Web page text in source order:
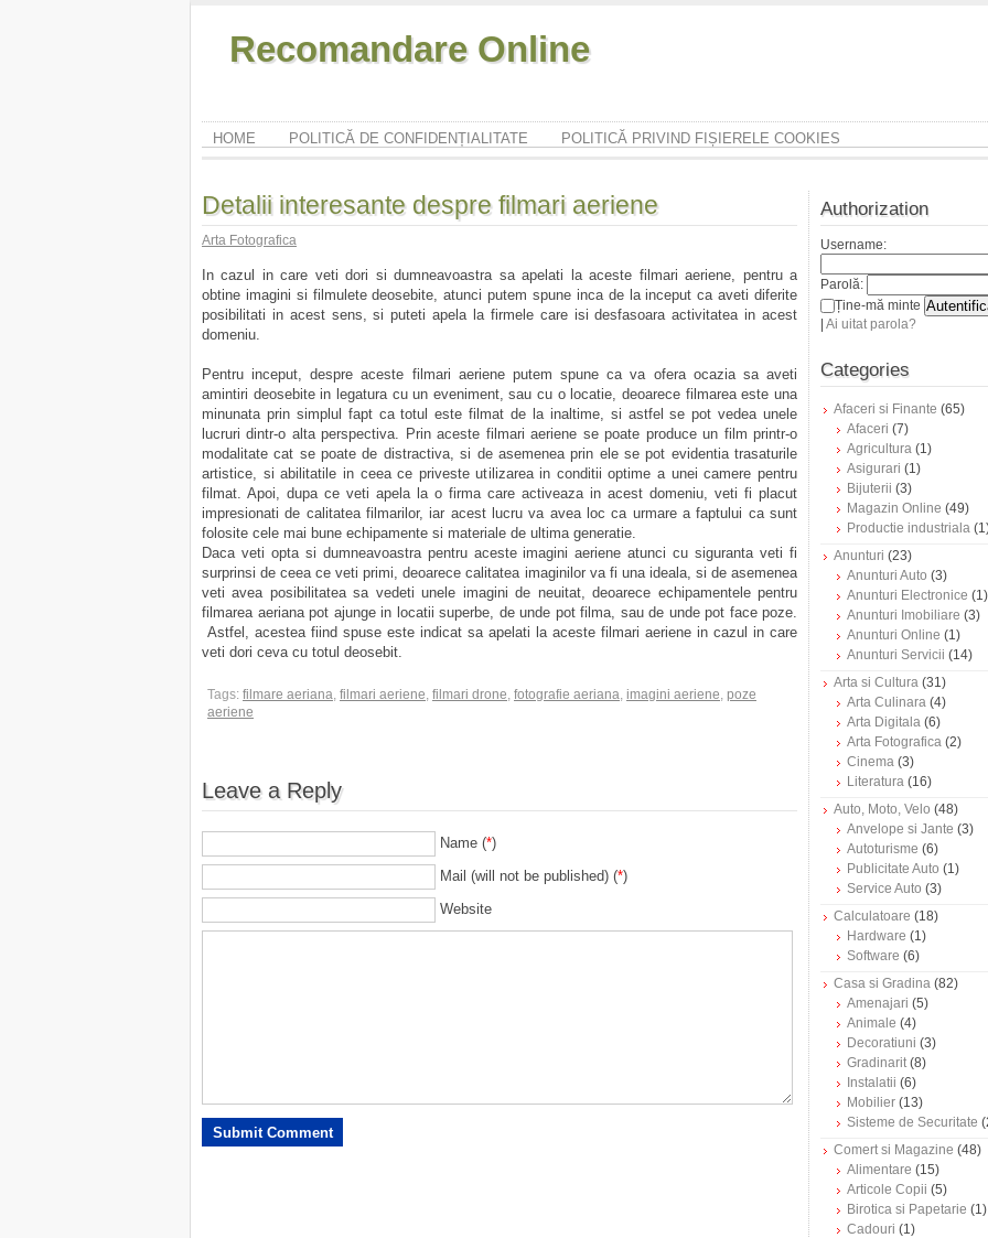
Recomandare Online
HOME POLITICĂ DE CONFIDENȚIALITATE POLITICĂ PRIVIND FIȘIERELE COOKIES
Detalii interesante despre filmari aeriene
Arta Fotografica
In cazul in care veti dori si dumneavoastra sa apelati la aceste filmari aeriene, pentru a
obtine imagini si filmulete deosebite, atunci putem spune inca de la inceput ca aveti diferite
posibilitati in acest sens, si puteti apela la firmele care isi desfasoara activitatea in acest
domeniu.
Pentru inceput, despre aceste filmari aeriene putem spune ca va ofera ocazia sa aveti
amintiri deosebite in legatura cu un eveniment, sau cu o locatie, deoarece filmarea este una
minunata prin simplul fapt ca totul este filmat de la inaltime, si astfel se pot vedea unele
lucruri dintr-o alta perspectiva. Prin aceste filmari aeriene se poate produce un film printr-o
modalitate cat se poate de distractiva, si de asemenea prin ele se pot evidentia trasaturile
artistice, si abilitatile in ceea ce priveste utilizarea in conditii optime a unei camere pentru
filmat. Apoi, dupa ce veti apela la o firma care activeaza in acest domeniu, veti fi placut
impresionati de calitatea filmarilor, iar acest lucru va avea loc ca urmare a faptului ca sunt
folosite cele mai bune echipamente si materiale de ultima generatie.
Daca veti opta si dumneavoastra pentru aceste imagini aeriene atunci cu siguranta veti fi
surprinsi de ceea ce veti primi, deoarece calitatea imaginilor va fi una ideala, si de asemenea
veti avea posibilitatea sa vedeti unele imagini de neuitat, deoarece echipamentele pentru
filmarea aeriana pot ajunge in locatii superbe, de unde pot filma, sau de unde pot face poze.
Astfel, acestea fiind spuse este indicat sa apelati la aceste filmari aeriene in cazul in care
veti dori ceva cu totul deosebit.
Tags: filmare aeriana, filmari aeriene, filmari drone, fotografie aeriana, imagini aeriene, poze
aeriene
Leave a Reply
Name (*)
Mail (will not be published) (*)
Website
Authorization
Username:
Parolă:
Ține-mă minte
Ai uitat parola?
Categories
Afaceri si Finante (65)
Afaceri (7)
Agricultura (1)
Asigurari (1)
Bijuterii (3)
Magazin Online (49)
Productie industriala
Anunturi (23)
Anunturi Auto (3)
Anunturi Electronice (1)
Anunturi Imobiliare (3)
Anunturi Online (1)
Anunturi Servicii (14)
Arta si Cultura (31)
Arta Culinara (4)
Arta Digitala (6)
Arta Fotografica (2)
Cinema (3)
Literatura (16)
Auto, Moto, Velo (48)
Anvelope si Jante (3)
Autoturisme (6)
Publicitate Auto (1)
Service Auto (3)
Calculatoare (18)
Hardware (1)
Software (6)
Casa si Gradina (82)
Amenajari (5)
Animale (4)
Decoratiuni (3)
Gradinarit(8)
Instalatii (6)
Mobilier (13)
Sisteme de Securitate
Comert si Magazine (48)
Alimentare (15)
Articole Copii (5)
Birotica si Papetarie (1)
Cadouri (1)